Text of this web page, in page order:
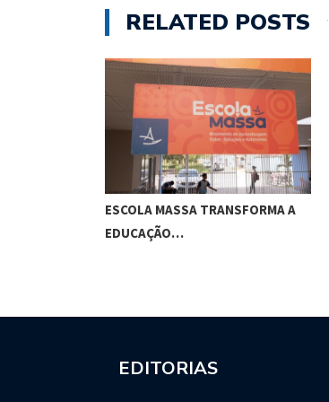
RELATED POSTS
ESCOLA MASSA TRANSFORMA A
EDUCAÇÃO…
EDITORIAS